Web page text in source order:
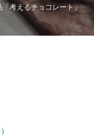
「考えるチョコレート」